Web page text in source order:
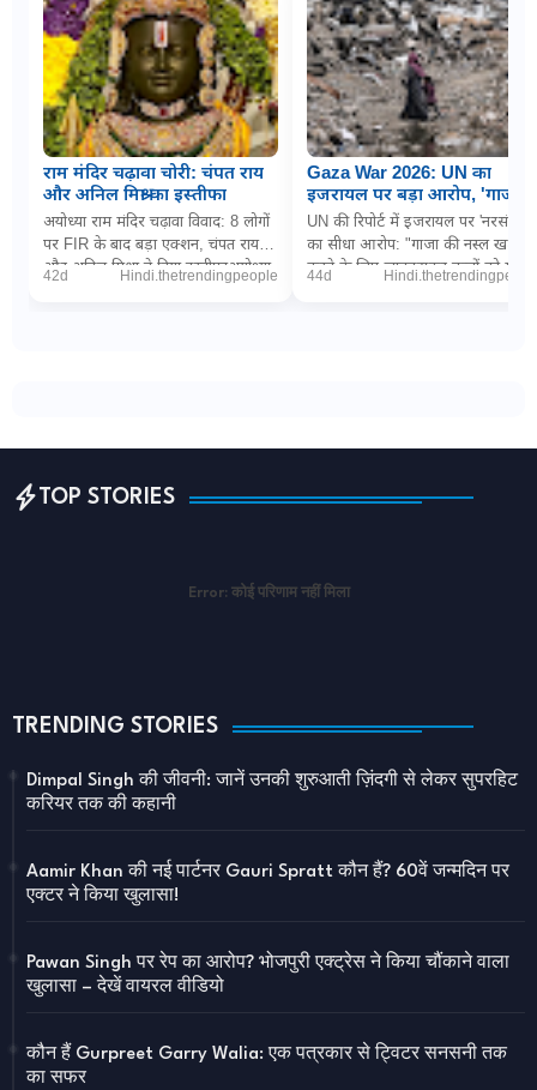
राम मंदिर चढ़ावा चोरी: चंपत राय
और अनिल मिश्रा का इस्तीफा
अयोध्या राम मंदिर चढ़ावा विवाद: 8 लोगों
पर FIR के बाद बड़ा एक्शन, चंपत राय
और अनिल मिश्रा ने दिया इस्तीफाअयोध्या
42d Hindi.thetrendingpeople
Gaza War 2026: UN का
इजरायल पर बड़ा आरोप, 'गाजा में
नरसंहार के लिए बच्चों को
जानबूझकर बना रहे निशाना'
UN की रिपोर्ट में इजरायल पर 'नरसंहार'
का सीधा आरोप: "गाजा की नस्ल खत्म
करने के लिए जानबूझकर बच्चों को मार
44d
TOP STORIES
Error: कोई परिणाम नहीं मिला
TRENDING STORIES
Dimpal Singh की जीवनी: जानें उनकी शुरुआती ज़िंदगी से लेकर सुपरहिट
करियर तक की कहानी
Aamir Khan की नई पार्टनर Gauri Spratt कौन हैं? 60वें जन्मदिन पर
एक्टर ने किया खुलासा!
Pawan Singh पर रेप का आरोप? भोजपुरी एक्ट्रेस ने किया चौंकाने वाला
खुलासा – देखें वायरल वीडियो
कौन हैं Gurpreet Garry Walia: एक पत्रकार से ट्विटर सनसनी तक
का सफर